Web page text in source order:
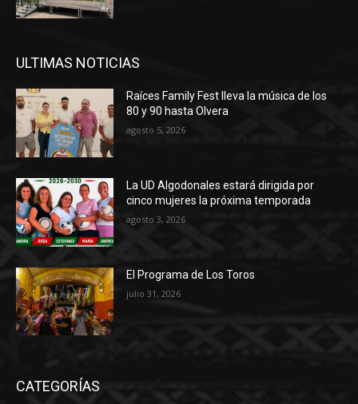
ULTIMAS NOTICIAS
Raíces Family Fest lleva la música de los
80 y 90 hasta Olvera
agosto 5, 2026
La UD Algodonales estará dirigida por
cinco mujeres la próxima temporada
agosto 3, 2026
El Programa de Los Toros
julio 31, 2026
CATEGORÍAS